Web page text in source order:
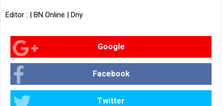
Editor : | BN Online | Dny
Google
Facebook
Twitter